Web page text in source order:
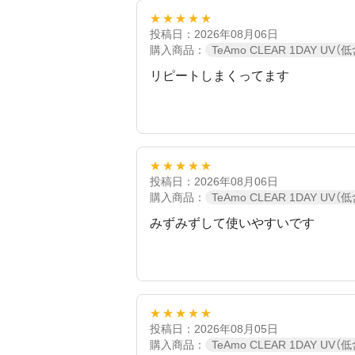
★★★★★
投稿日：2026年08月06日
購入商品：
TeAmo CLEAR 1DAY UV（低
リピートしまくってます
★★★★★
投稿日：2026年08月06日
購入商品：
TeAmo CLEAR 1DAY UV（低
みずみずして使いやすいです
★★★★★
投稿日：2026年08月05日
購入商品：
TeAmo CLEAR 1DAY UV（低